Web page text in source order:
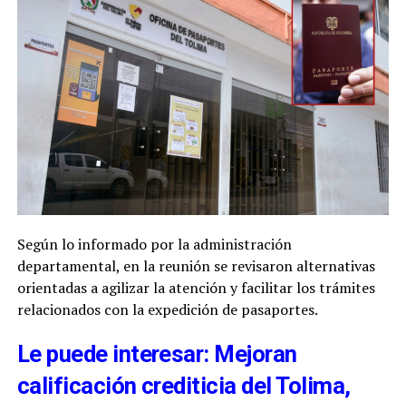
Según lo informado por la administración
departamental, en la reunión se revisaron alternativas
orientadas a agilizar la atención y facilitar los trámites
relacionados con la expedición de pasaportes.
Le puede interesar: Mejoran
calificación crediticia del Tolima,